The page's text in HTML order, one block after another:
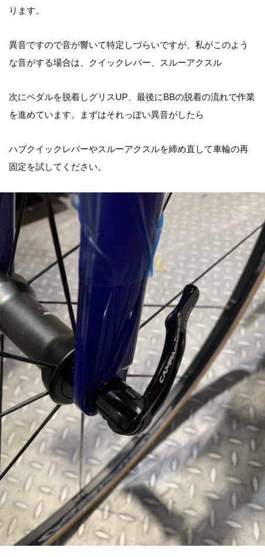
ります。
異音ですので音が響いて特定しづらいですが、 私がこのよう
な音がする場合は、クイックレバー、スルーアクスル
次にペダルを脱着しグリスUP、 最後にBBの脱着の流れで作業
を進めています。
まずはそれっぽい異音がしたら
ハブクイックレバーやスルーアクスルを締め直して車輪の再
固定を試してください。